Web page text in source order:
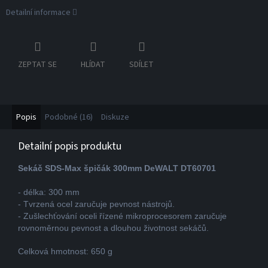
Detailní informace
ZEPTAT SE HLÍDAT SDÍLET
Popis Podobné (16) Diskuze
Detailní popis produktu
Sekáč SDS-Max špičák 300mm DeWALT DT60701
- délka: 300 mm
- Tvrzená ocel zaručuje pevnost nástrojů.
- Zušlechťování oceli řízené mikroprocesorem zaručuje
rovnoměrnou pevnost a dlouhou životnost sekáčů.
Celková hmotnost: 650 g